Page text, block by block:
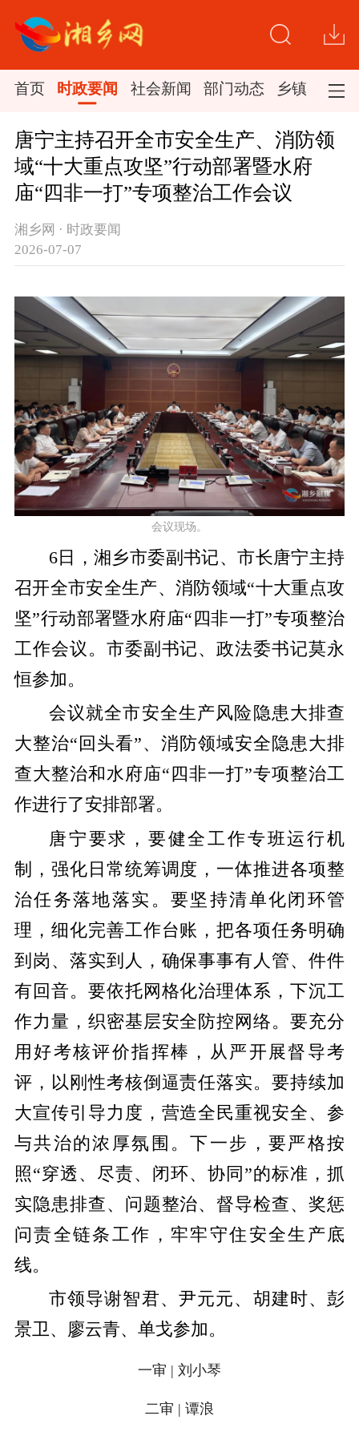
首页 时政要闻 社会新闻 部门动态 乡镇新闻
唐宁主持召开全市安全生产、消防领
域“十大重点攻坚”行动部署暨水府
庙“四非一打”专项整治工作会议
湘乡网 · 时政要闻
2026-07-07
会议现场。
6日，湘乡市委副书记、市长唐宁主持
召开全市安全生产、消防领域“十大重点攻
坚”行动部署暨水府庙“四非一打”专项整治
工作会议。市委副书记、政法委书记莫永
恒参加。
会议就全市安全生产风险隐患大排查
大整治“回头看”、消防领域安全隐患大排
查大整治和水府庙“四非一打”专项整治工
作进行了安排部署。
唐宁要求，要健全工作专班运行机
制，强化日常统筹调度，一体推进各项整
治任务落地落实。要坚持清单化闭环管
理，细化完善工作台账，把各项任务明确
到岗、落实到人，确保事事有人管、件件
有回音。要依托网格化治理体系，下沉工
作力量，织密基层安全防控网络。要充分
用好考核评价指挥棒，从严开展督导考
评，以刚性考核倒逼责任落实。要持续加
大宣传引导力度，营造全民重视安全、参
与共治的浓厚氛围。下一步，要严格按
照“穿透、尽责、闭环、协同”的标准，抓
实隐患排查、问题整治、督导检查、奖惩
问责全链条工作，牢牢守住安全生产底
线。
市领导谢智君、尹元元、胡建时、彭
景卫、廖云青、单戈参加。
一审 | 刘小琴
二审 | 谭浪